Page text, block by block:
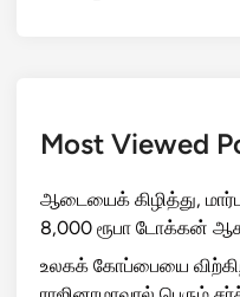
Most Viewed
ஆடையைக் கிழித்து,
8,000 ரூபா டோக்கன்
உலகக் கோப்பையை